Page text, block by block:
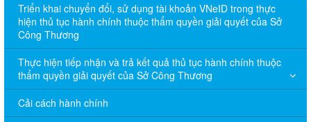
Triển khai chuyển đổi, sử dụng tài khoản VNeID trong thực
hiện thủ tục hành chính thuộc thẩm quyền giải quyết của Sở
Công Thương
Thực hiện tiếp nhận và trả kết quả thủ tục hành chính thuộc
thẩm quyền giải quyết của Sở Công Thương
Cải cách hành chính